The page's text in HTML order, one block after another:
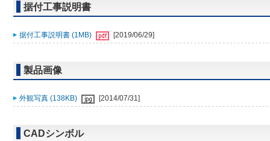
据付工事説明書
据付工事説明書 (1MB) [2019/06/29]
製品画像
外観写真 (138KB) [2014/07/31]
CADシンボル